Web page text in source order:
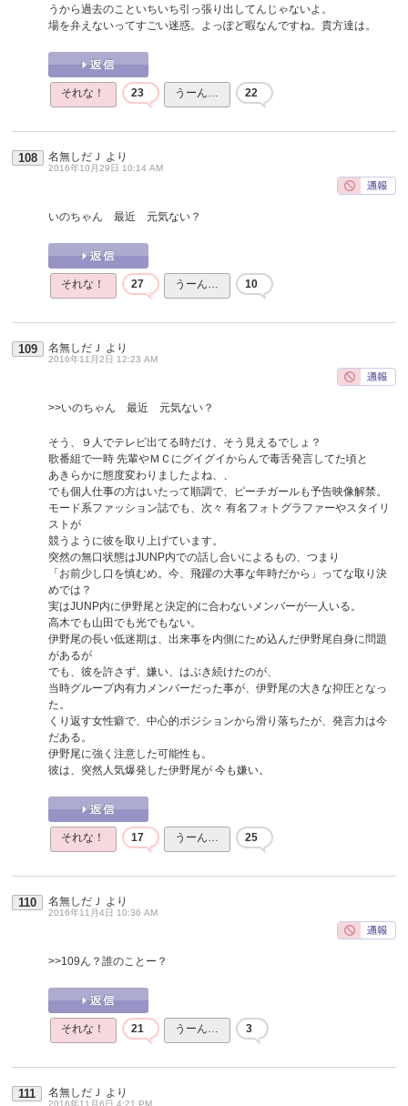
うから過去のこといちいち引っ張り出してんじゃないよ。
場を弁えないってすごい迷惑。よっぽど暇なんですね。貴方達は。
それな！ 23 うーん… 22
108 名無しだＪ より
2016年10月29日 10:14 AM
いのちゃん 最近 元気ない？
それな！ 27 うーん… 10
109 名無しだＪ より
2016年11月2日 12:23 AM
>>いのちゃん 最近 元気ない？
そう、９人でテレビ出てる時だけ、そう見えるでしょ？
歌番組で一時 先輩やＭＣにグイグイからんで毒舌発言してた頃と
あきらかに態度変わりましたよね、、
でも個人仕事の方はいたって順調で、ピーチガールも予告映像解禁。
モード系ファッション誌でも、次々 有名フォトグラファーやスタイリ
ストが
競うように彼を取り上げています。
突然の無口状態はJUNP内での話し合いによるもの、つまり
「お前少し口を慎むめ。今、飛躍の大事な年時だから」ってな取り決
めでは？
実はJUNP内に伊野尾と決定的に合わないメンバーが一人いる。
高木でも山田でも光でもない。
伊野尾の長い低迷期は、出来事を内側にため込んだ伊野尾自身に問題
があるが
でも、彼を許さず、嫌い、はぶき続けたのが、
当時グループ内有力メンバーだった事が、伊野尾の大きな抑圧となっ
た。
くり返す女性癖で、中心的ポジションから滑り落ちたが、発言力は今
だある。
伊野尾に強く注意した可能性も。
彼は、突然人気爆発した伊野尾が 今も嫌い。
それな！ 17 うーん… 25
110 名無しだＪ より
2016年11月4日 10:36 AM
>>109ん？誰のことー？
それな！ 21 うーん… 3
111 名無しだＪ より
2016年11月6日 4:21 PM